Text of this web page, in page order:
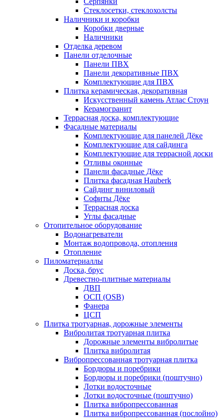
Стеклосетки, стеклохолсты
Наличники и коробки
Коробки дверные
Наличники
Отделка деревом
Панели отделочные
Панели ПВХ
Панели декоративные ПВХ
Комплектующие для ПВХ
Плитка керамическая, декоративная
Искусственный камень Атлас Стоун
Керамогранит
Террасная доска, комплектующие
Фасадные материалы
Комплектующие для панелей Дёке
Комплектующие для сайдинга
Комплектующие для террасной доски
Отливы оконные
Панели фасадные Дёке
Плитка фасадная Hauberk
Сайдинг виниловый
Софиты Дёке
Террасная доска
Углы фасадные
Отопительное оборудование
Водонагреватели
Монтаж водопровода, отопления
Отопление
Пиломатериаллы
Доска, брус
Древестно-плитные материалы
ДВП
ОСП (OSB)
Фанера
ЦСП
Плитка тротуарная, дорожные элементы
Вибролитая тротуарная плитка
Дорожные элементы вибролитые
Плитка вибролитая
Вибропрессованная тротуарная плитка
Бордюры и поребрики
Бордюры и поребрики (поштучно)
Лотки водосточные
Лотки водосточные (поштучно)
Плитка вибропрессованная
Плитка вибропрессованная (послойно)